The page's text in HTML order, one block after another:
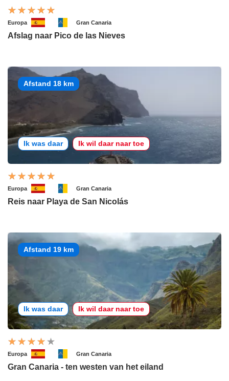
Europa Gran Canaria
Afslag naar Pico de las Nieves
Afstand 18 km
Ik was daar Ik wil daar naar toe
Europa Gran Canaria
Reis naar Playa de San Nicolás
Afstand 19 km
Ik was daar Ik wil daar naar toe
Europa Gran Canaria
Gran Canaria - ten westen van het eiland